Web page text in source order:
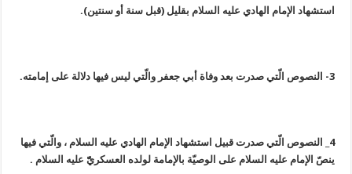
استشهاد الإمام الهادي عليه السلام بقليل (قبل سنة أو سنتين).
3- النصوص الّتي صدرت بعد وفاة أبي جعفر والّتي ليس فيها دلالة على إمامته.
4_ النصوص الّتي صدرت قبيل استشهاد الإمام الهادي عليه السلام ، والّتي فيها
ينصّ الإمام عليه السلام على الوصيّة بالإمامة لولده العسكريّّ عليه السلام .